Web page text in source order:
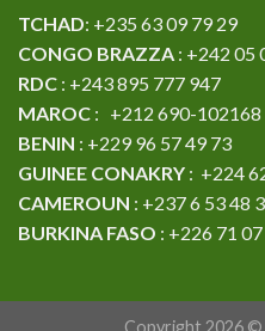
TCHAD: +235 63 09 79 29
CONGO BRAZZA : +242 05
RDC : +243 895 777 947
MAROC : +212 690-102168
BENIN : +229 96 57 49 73
GUINEE CONAKRY : +224
CAMEROUN : +237 6 53 48
BURKINA FASO : +226 71
Copyright 2026 ©